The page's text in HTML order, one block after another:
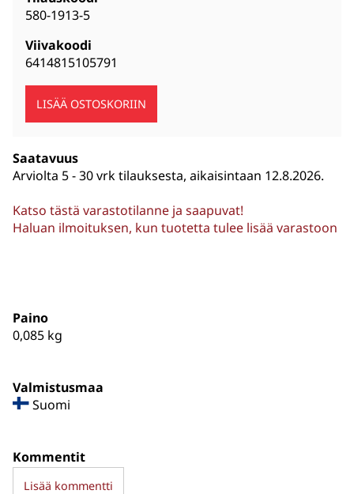
580-1913-5
Viivakoodi
6414815105791
Saatavuus
Arviolta 5 - 30 vrk tilauksesta, aikaisintaan 12.8.2026.
Katso tästä varastotilanne ja saapuvat!
Haluan ilmoituksen, kun tuotetta tulee lisää varastoon
Paino
0,085 kg
Valmistusmaa
Suomi
Kommentit
Lisää kommentti